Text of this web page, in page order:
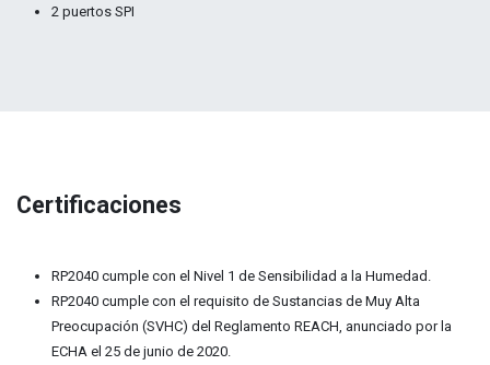
2 puertos SPI
Certificaciones
RP2040 cumple con el Nivel 1 de Sensibilidad a la Humedad.
RP2040 cumple con el requisito de Sustancias de Muy Alta
Preocupación (SVHC) del Reglamento REACH, anunciado por la
ECHA el 25 de junio de 2020.